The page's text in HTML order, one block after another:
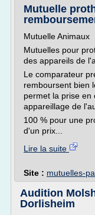
Mutuelle
Mutuelle Animaux
Mutuelles pour
des appareils de
Le comparateur
remboursent bien
permet la prise en
appareillage de
100 % pour une
d'un prix...
Lire la suite
Site : mutuelles-
Audition
Dorlisheim